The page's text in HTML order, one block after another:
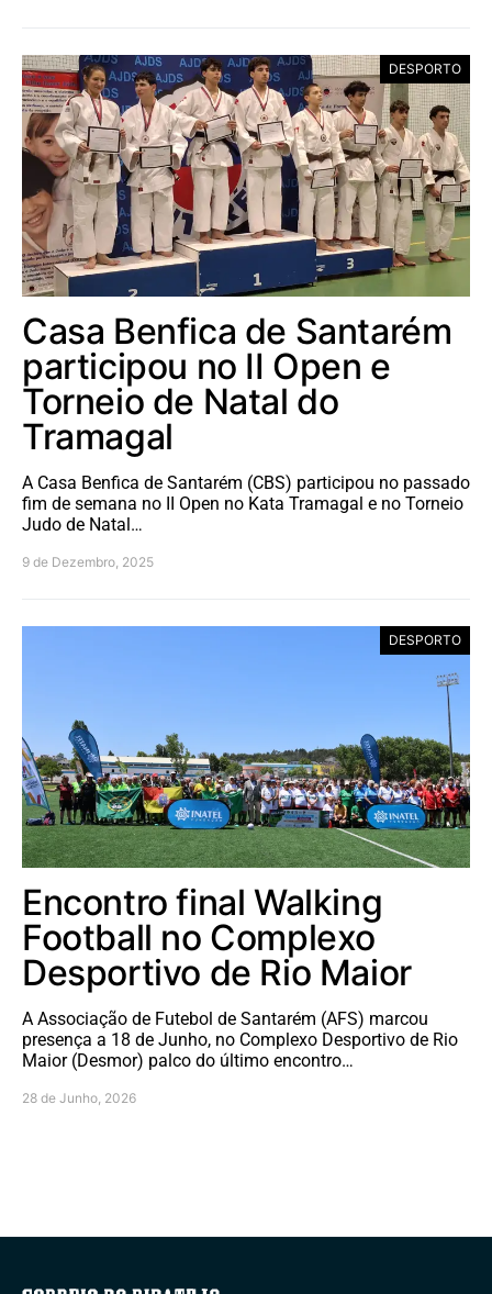
DESPORTO
Casa Benfica de Santarém
participou no II Open e
Torneio de Natal do
Tramagal
A Casa Benfica de Santarém (CBS) participou no passado
fim de semana no II Open no Kata Tramagal e no Torneio
Judo de Natal…
9 de Dezembro, 2025
DESPORTO
Encontro final Walking
Football no Complexo
Desportivo de Rio Maior
A Associação de Futebol de Santarém (AFS) marcou
presença a 18 de Junho, no Complexo Desportivo de Rio
Maior (Desmor) palco do último encontro…
28 de Junho, 2026